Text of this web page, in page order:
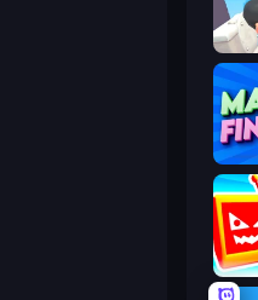
TV